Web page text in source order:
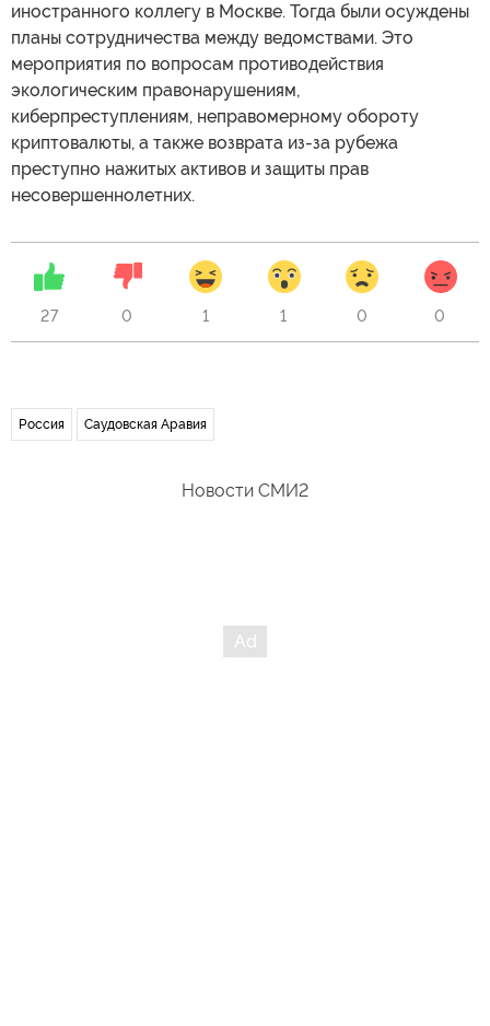
иностранного коллегу в Москве. Тогда были осуждены
планы сотрудничества между ведомствами. Это
мероприятия по вопросам противодействия
экологическим правонарушениям,
киберпреступлениям, неправомерному обороту
криптовалюты, а также возврата из-за рубежа
преступно нажитых активов и защиты прав
несовершеннолетних.
27 0 1 1 0 0
Россия Саудовская Аравия
Новости СМИ2